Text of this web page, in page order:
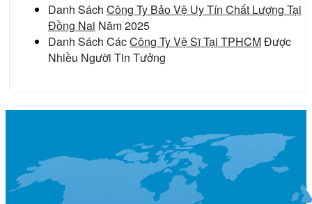
Danh Sách Công Ty Bảo Vệ Uy Tín Chất Lượng Tại
Đồng Nai Năm 2025
Danh Sách CácCông Ty Vệ Sĩ Tại TPHCMĐược
Nhiều Người Tin Tưởng